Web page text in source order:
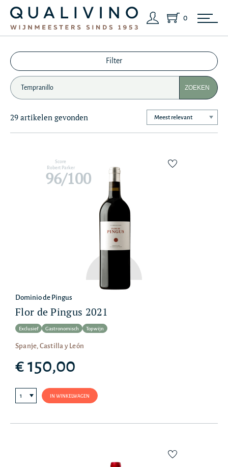
0
Filter
ZOEKEN
29 artikelen gevonden
Score
Robert Parker
96/100
Dominio de Pingus
Flor de Pingus 2021
Exclusief Gastronomisch Topwijn
Spanje, Castilla y León
€ 150,00
IN WINKELWAGEN